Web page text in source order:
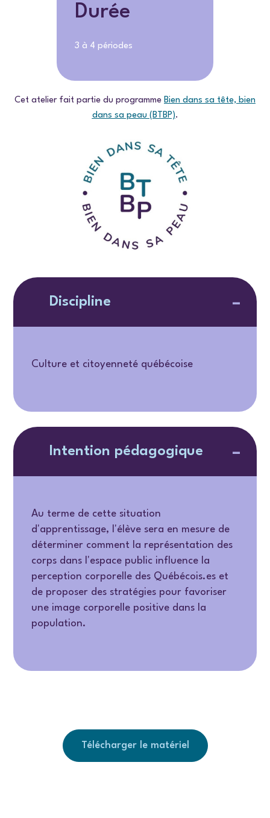
Durée
3 à 4 périodes
Cet atelier fait partie du programme Bien dans sa tête, bien
dans sa peau (BTBP).
Discipline
Culture et citoyenneté québécoise
Intention pédagogique
Au terme de cette situation
d'apprentissage, l'élève sera en mesure de
déterminer comment la représentation des
corps dans l'espace public influence la
perception corporelle des Québécois.es et
de proposer des stratégies pour favoriser
une image corporelle positive dans la
population.
Télécharger le matériel